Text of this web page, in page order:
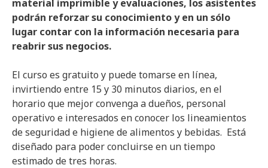
material imprimible y evaluaciones, los asistentes
podrán reforzar su conocimiento y en un sólo
lugar contar con la información necesaria para
reabrir sus negocios.
El curso es gratuito y puede tomarse en línea,
invirtiendo entre 15 y 30 minutos diarios, en el
horario que mejor convenga a dueños, personal
operativo e interesados en conocer los lineamientos
de seguridad e higiene de alimentos y bebidas. Está
diseñado para poder concluirse en un tiempo
estimado de tres horas.